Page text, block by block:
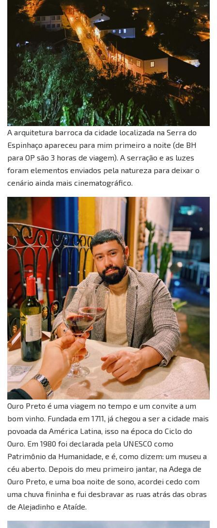
A arquitetura barroca da cidade localizada na Serra do
Espinhaço apareceu para mim primeiro a noite (de BH
para OP são 3 horas de viagem). A serração e as luzes
foram elementos enviados pela natureza para deixar o
cenário ainda mais cinematográfico.
Ouro Preto é uma viagem no tempo e um convite a um
bom vinho. Fundada em 1711, já chegou a ser a cidade mais
povoada da América Latina, isso na época do Ciclo do
Ouro. Em 1980 foi declarada pela UNESCO como
Patrimônio da Humanidade, e é, como dizem: um museu a
céu aberto. Depois do meu primeiro jantar, na Adega de
Ouro Preto, e uma boa noite de sono, acordei cedo com
uma chuva fininha e fui desbravar as ruas atrás das obras
de Alejadinho e Ataíde.